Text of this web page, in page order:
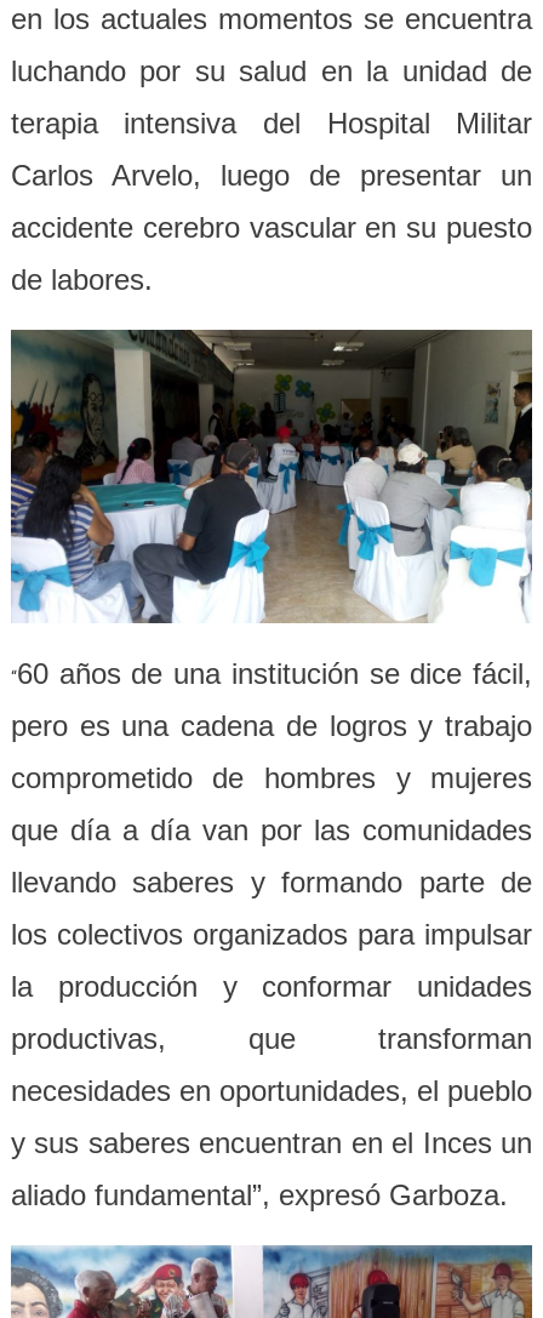
en los actuales momentos se encuentra
luchando por su salud en la unidad de
terapia intensiva del Hospital Militar
Carlos Arvelo, luego de presentar un
accidente cerebro vascular en su puesto
de labores.
“60 años de una institución se dice fácil,
pero es una cadena de logros y trabajo
comprometido de hombres y mujeres
que día a día van por las comunidades
llevando saberes y formando parte de
los colectivos organizados para impulsar
la producción y conformar unidades
productivas, que transforman
necesidades en oportunidades, el pueblo
y sus saberes encuentran en el Inces un
aliado fundamental”, expresó Garboza.